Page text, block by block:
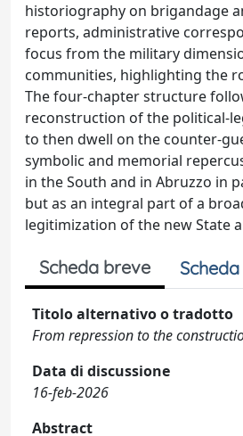
historiography on brigandage
reports, administrative
focus from the military
communities, highlighting the
The four-chapter structure
reconstruction of the political-
to then dwell on the counter-
symbolic and memorial
in the South and in Abruzzo in
but as an integral part of a
legitimization of the new State
Scheda breve
Titolo alternativo o tradotto
From repression to the
Data di discussione
16-feb-2026
Abstract